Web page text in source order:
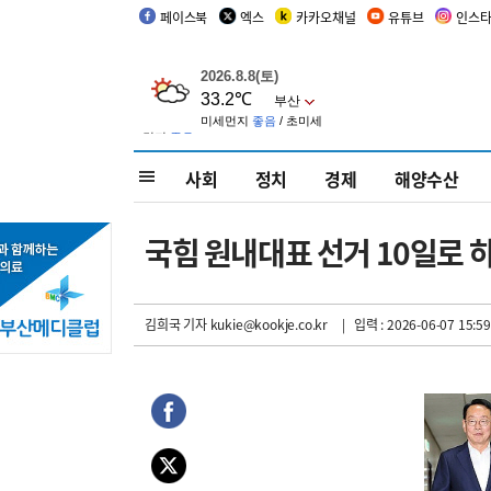
페이스북 엑스 카카오채널 유튜브 인스
사회 정치 경제 해양수산
국힘 원내대표 선거 10일로
김희국 기자kukie@kookje.co.kr | 입력 : 2026-06-07